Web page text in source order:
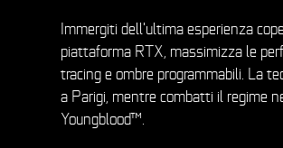
Immergiti dell'ultima esperienza
piattaforma RTX, massimizza le
tracing e ombre programmabili. La
a Parigi, mentre combatti il regime
Youngblood™.